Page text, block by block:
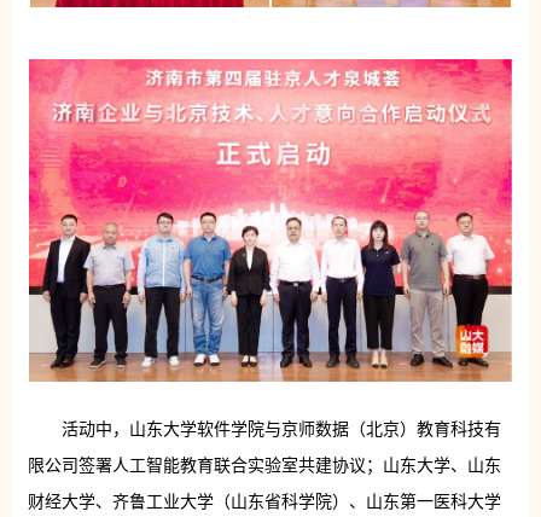
活动中，山东大学软件学院与京师数据（北京）教育科技有
限公司签署人工智能教育联合实验室共建协议；山东大学、山东
财经大学、齐鲁工业大学（山东省科学院）、山东第一医科大学